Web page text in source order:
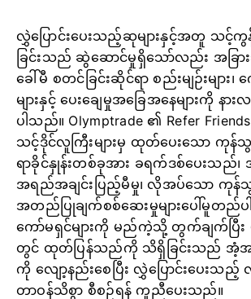
လွှဲပြောင်းပေးသည့်ဆုများနှင့်အတူ သင့်
ခြင်းသည် ဆွဲဆောင်မှုရှိသော်လည်း အခြာ
ခေါ်မီ စတင်ခြင်းဆိုင်ရာ စည်းမျဉ်းများ
များနှင့် ပေးချေမှုအခြေအနေများကို န
ပါသည်။ Olymptrade ၏ Refer
သင့်ဒိုင်လူကြီးများမှ ထုတ်ပေးသော ကု
ရာခိုင်နှုန်းတစ်ခုအား ခရက်ဒစ်ပေးသည်၊
အရည်အချင်းပြည့်မီမှု၊ လိုအပ်သော ကု
အတည်ပြုချက်စစ်ဆေးမှုများပေါ်မူတည်
ကော်မရှင်များကို မည်ကဲ့သို့ တွက်ချက်ပြီ
တွင် ထုတ်ပြန်သည်ကို သိရှိခြင်းသည် အံ့အား
ကို လျော့နည်းစေပြီး လွှဲပြောင်းပေးသ
တာဝန်သိစွာ စီစဉ်ရန် ကူညီပေးသည်။